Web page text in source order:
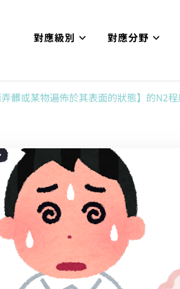
格
對應級別 對應分野
髒或某物遍佈於其表面的狀態】的N2